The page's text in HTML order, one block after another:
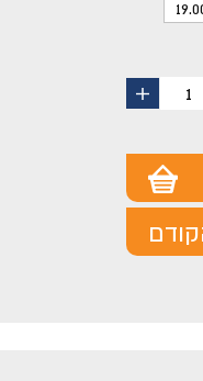
1
הוסף